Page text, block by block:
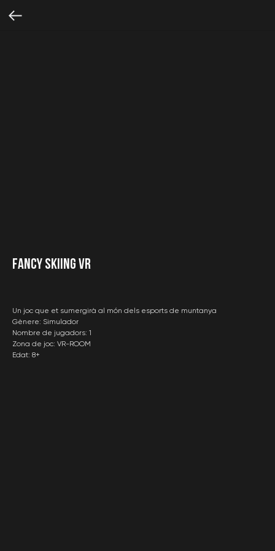
Fancy Skiing VR
Un joc que et sumergirà al món dels esports de muntanya
Gènere: Simulador
Nombre de jugadors: 1
Zona de joc: VR-ROOM
Edat: 8+